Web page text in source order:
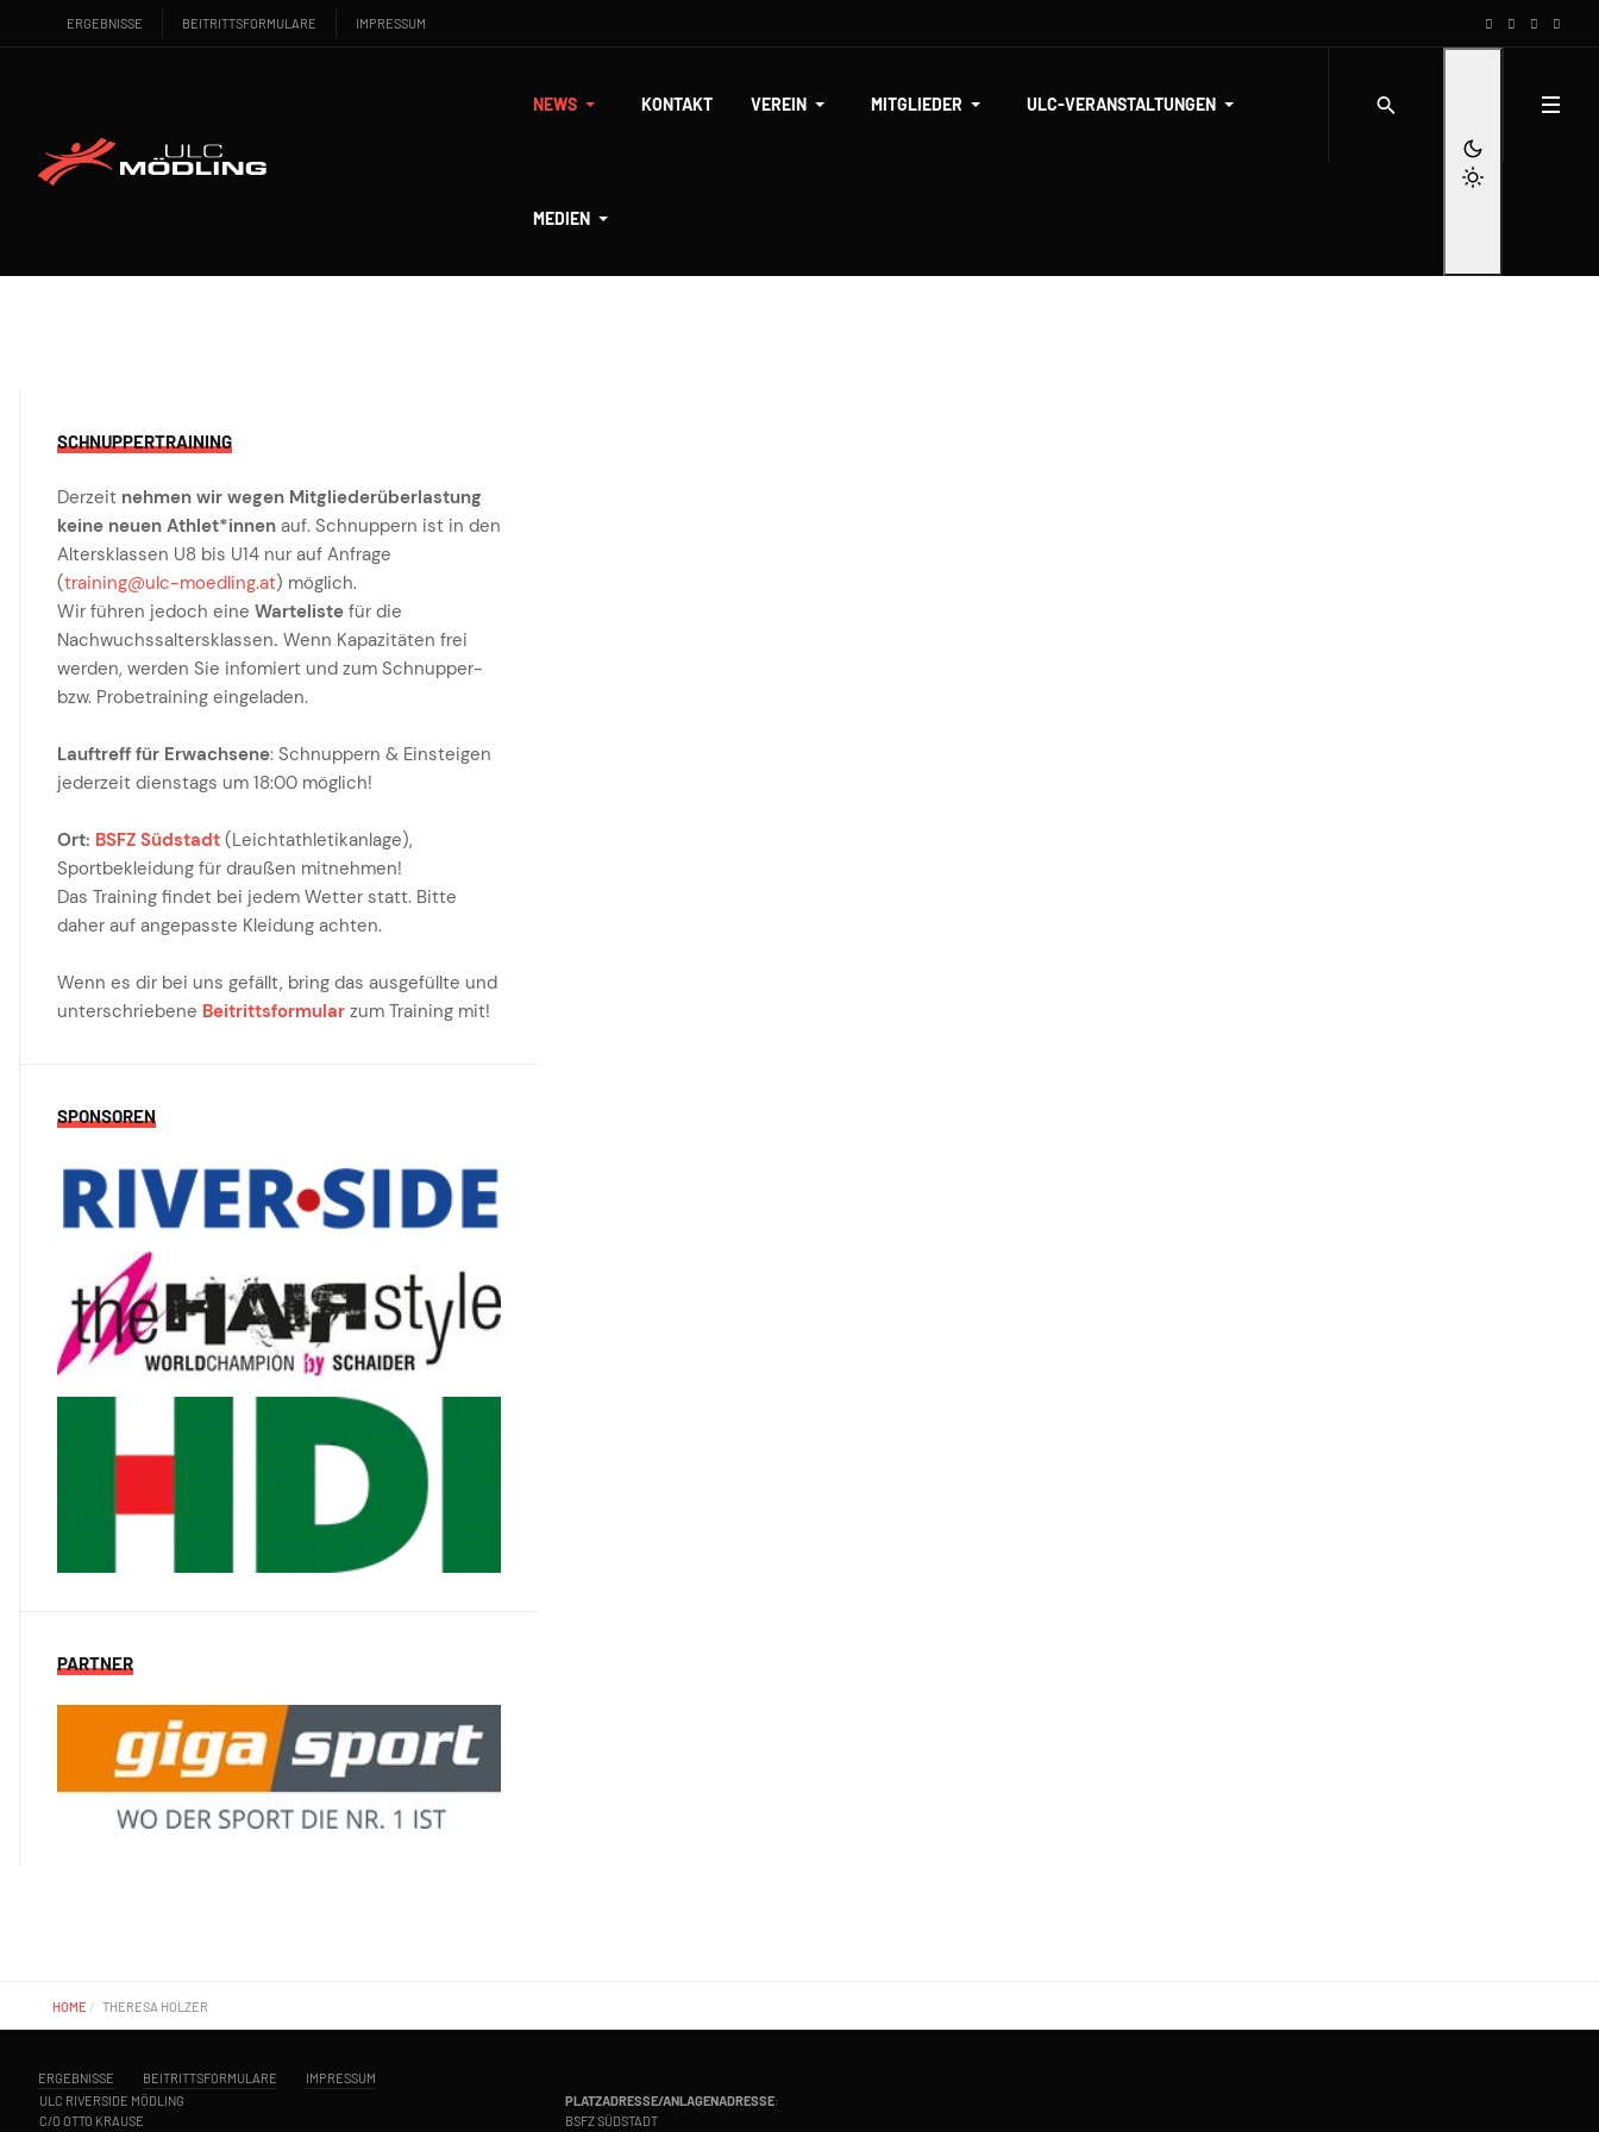
ERGEBNISSE BEITRITTSFORMULARE IMPRESSUM
NEWS KONTAKT VEREIN MITGLIEDER ULC-VERANSTALTUNGEN
MEDIEN
SCHNUPPERTRAINING
Derzeit nehmen wir wegen Mitgliederüberlastung
keine neuen Athlet*innen auf. Schnuppern ist in den
Altersklassen U8 bis U14 nur auf Anfrage
(training@ulc-moedling.at) möglich.
Wir führen jedoch eine Warteliste für die
Nachwuchssaltersklassen. Wenn Kapazitäten frei
werden, werden Sie infomiert und zum Schnupper-
bzw. Probetraining eingeladen.
Lauftreff für Erwachsene: Schnuppern & Einsteigen
jederzeit dienstags um 18:00 möglich!
Ort: BSFZ Südstadt (Leichtathletikanlage),
Sportbekleidung für draußen mitnehmen!
Das Training findet bei jedem Wetter statt. Bitte
daher auf angepasste Kleidung achten.
Wenn es dir bei uns gefällt, bring das ausgefüllte und
unterschriebene Beitrittsformular zum Training mit!
SPONSOREN
PARTNER
HOME THERESA HOLZER
ERGEBNISSE BEITRITTSFORMULARE
IMPRESSUM
ULC RIVERSIDE MÖDLING
C/O OTTO KRAUSE
PLATZADRESSE/ANLAGENADRESSE:
BSFZ SÜDSTADT